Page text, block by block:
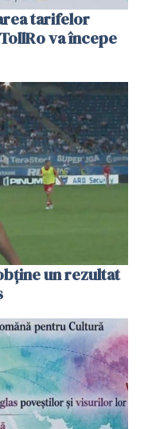
tarifelor
va începe
un rezultat